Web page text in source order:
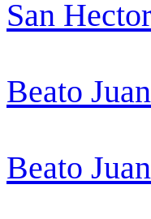
San Hector
Beato
Beato